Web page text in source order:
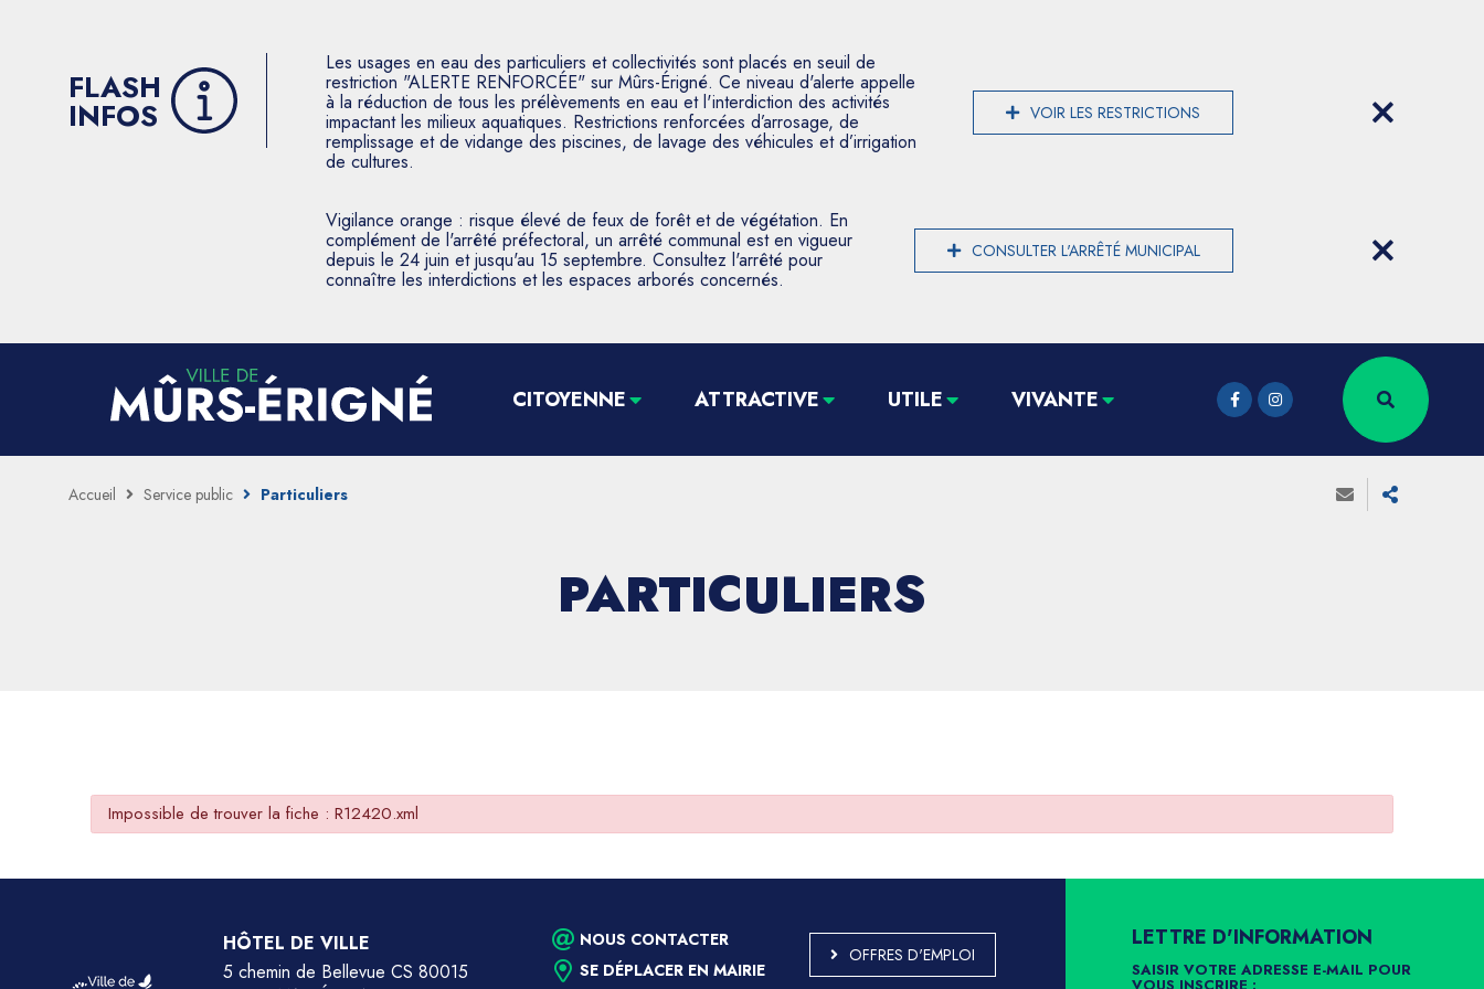
FLASH
INFOS
Les usages en eau des particuliers et collectivités sont placés en seuil de
restriction "ALERTE RENFORCÉE" sur Mûrs-Érigné. Ce niveau d'alerte appelle
à la réduction de tous les prélèvements en eau et l'interdiction des activités
impactant les milieux aquatiques. Restrictions renforcées d’arrosage, de
remplissage et de vidange des piscines, de lavage des véhicules et d’irrigation
de cultures.
VOIR LES RESTRICTIONS
Vigilance orange : risque élevé de feux de forêt et de végétation. En
complément de l'arrêté préfectoral, un arrêté communal est en vigueur
depuis le 24 juin et jusqu'au 15 septembre. Consultez l'arrêté pour
connaître les interdictions et les espaces arborés concernés.
CONSULTER L'ARRÊTÉ MUNICIPAL
CITOYENNE ATTRACTIVE UTILE VIVANTE
Accueil Service public Particuliers
PARTICULIERS
Impossible de trouver la fiche : R12420.xml
HÔTEL DE VILLE
5 chemin de Bellevue CS 80015
NOUS CONTACTER
SE DÉPLACER EN MAIRIE
OFFRES D'EMPLOI
LETTRE D'INFORMATION
SAISIR VOTRE ADRESSE E-MAIL POUR